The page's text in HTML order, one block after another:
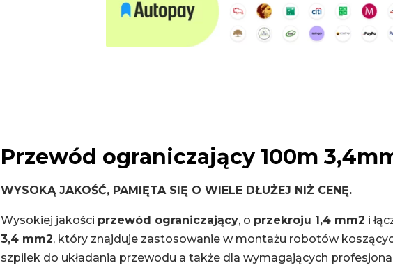
Przewód ograniczający 100m
WYSOKĄ JAKOŚĆ, PAMIĘTA SIĘ O WIELE DŁUŻEJ NIŻ CENĘ.
Wysokiej jakości przewód ograniczający, o przekroju 1,4 mm2 i
3,4 mm2, który znajduje zastosowanie w montażu robotów
szpilek do układania przewodu a także dla wymagających